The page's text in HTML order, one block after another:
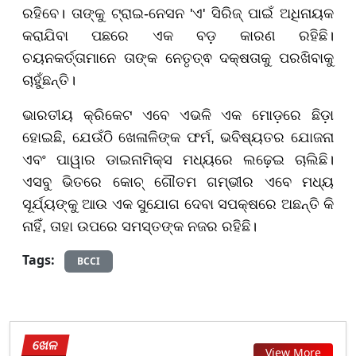
ରହିବେ। ତାଙ୍କୁ ଟ୍ରାଇ-ନେସନ 'ଏ' ସିରିଜ୍ ପାଇଁ ଅଧିନାୟକ
କରାଯିବା ପଛରେ ଏକ ବଡ଼ କାରଣ ରହିଛି।
ଚୟନକର୍ତ୍ତାମାନେ ତାଙ୍କ ନେତୃତ୍ଵ ଦକ୍ଷତାକୁ ପରଖିବାକୁ
ଚାହୁଁଛନ୍ତି।
ଭାରତୀୟ କ୍ରିକେଟ ଏବେ ଏଭଳି ଏକ ମୋଡ଼ରେ ଛିଡ଼ା
ହୋଇଛି, ଯେଉଁଠି ଖେଳାଳିଙ୍କ ଫର୍ମ, ଭବିଷ୍ୟତର ଯୋଜନା
ଏବଂ ପାୱାର ଡାଇନାମିକ୍ସ ମଧ୍ୟରେ ଲଢ଼େଇ ଚାଲିଛି।
ଏସବୁ ଭିତରେ କୋଚ୍ ଗୌତମ ଗମ୍ଭୀର ଏବେ ମଧ୍ୟ
ସୂର୍ଯ୍ୟଙ୍କୁ ଆଉ ଏକ ସୁଯୋଗ ଦେବା ସପକ୍ଷରେ ଅଛନ୍ତି କି
ନାହିଁ, ତାହା ଉପରେ ସମସ୍ତଙ୍କ ନଜର ରହିଛି।
Tags: BCCI
ଖେଳ View More